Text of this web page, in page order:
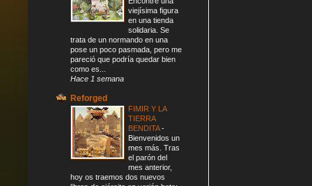
viejísima figura
en una tienda
solidaria. Se
trata de un normando en una
pose un poco pasmada, pero me
pareció que podría quedar bien
como es...
Hace 1 semana
Reforged
FIMIR Y LA
TIERRA
BENDITA-
Bienvenidos un
mes más. Tras
el parón del
mes anterior,
hoy os traemos dos nuevos